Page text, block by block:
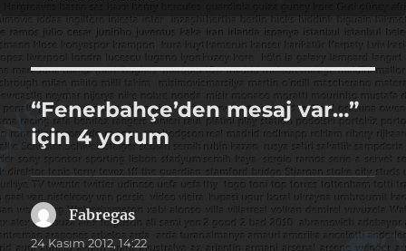
“Fenerbahçe’den mesaj var…”
için 4 yorum
Fabregas dedi
ki:
24 Kasım 2012, 14:22